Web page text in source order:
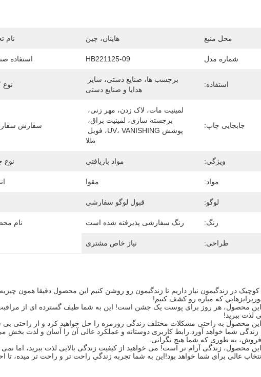
محل منبع هاینان، چین نام
شماره مدل HB221125-09 استفاده
استفاده:
هدایا و صنایع دستی
نوع
جابجایی چاپ:
طلا
سفارش
ویژگی: مواد بازیافتی نوع
مواد: مقوا
لوگو: قبول لوگو سفارشی
رنگ: رنگ سفارشی پذیرفته شده است نام
طراحی: نیاز خاص مشتری
کوچيک در زندگيمون نياز داريم تا زندگيمون رو روشن کنيم اين محصول دقیقا همون
که مياره رو کشف کنيم!
این محصول، هر روز برای پوست یک جشن است! این به شما طیف گسترده ای از مراقبت
لذت ببرید!
این محصول به راحتی مشکلات مختلف زندگی روزمره را حل خواهید کرد و از راحتی
زندگی شما خواهد آورد.رابط کاربری دوستانه و عملکرد عالی آن را آسان و لذت بخش
به طوری که شما هیچ نگرانی.
این محصول، زندگی آرام تر است! می خواهید از کیفیت زندگی بالایی لذت ببرید، اما
عالی برای شما خواهد بود!اين به شما تجربه زندگي راحت تر و راحت تر ميده،